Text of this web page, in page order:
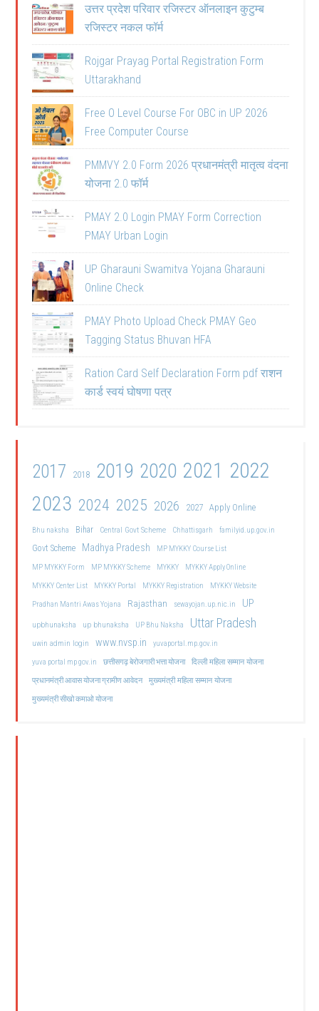
उत्तर प्रदेश परिवार रजिस्टर ऑनलाइन कुटुम्ब
रजिस्टर नकल फॉर्म
Rojgar Prayag Portal Registration Form
Uttarakhand
Free O Level Course For OBC in UP 2026
Free Computer Course
PMMVY 2.0 Form 2026 प्रधानमंत्री मातृत्व वंदना
योजना 2.0 फॉर्म
PMAY 2.0 Login PMAY Form Correction
PMAY Urban Login
UP Gharauni Swamitva Yojana Gharauni
Online Check
PMAY Photo Upload Check PMAY Geo
Tagging Status Bhuvan HFA
Ration Card Self Declaration Form pdf राशन
कार्ड स्वयं घोषणा पत्र
2017 2018 2019 2020 2021 2022
2023 2024 2025 2026 2027 Apply Online
Bhu naksha Bihar Central Govt Scheme Chhattisgarh familyid.up.gov.in
Govt Scheme Madhya Pradesh
MP MYKKY Course List
MP MYKKY Form
MP MYKKY Scheme MYKKY
MYKKY Apply Online
MYKKY Center List
MYKKY Portal MYKKY Registration
MYKKY Website
Pradhan Mantri Awas Yojana
Rajasthan sewayojan.up.nic.in UP
upbhunaksha up bhunaksha UP Bhu Naksha Uttar Pradesh
uwin admin login www.nvsp.in
yuvaportal.mp.gov.in
yuva portal mp gov.in
छत्तीसगढ़ बेरोजगारी भत्ता योजना दिल्ली महिला सम्मान योजना
प्रधानमंत्री आवास योजना ग्रामीण आवेदन मुख्यमंत्री महिला सम्मान योजना
मुख्यमंत्री सीखो कमाओ योजना